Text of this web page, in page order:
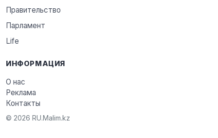
Правительство
Парламент
Life
ИНФОРМАЦИЯ
О нас
Реклама
Контакты
© 2026 RU.Malim.kz